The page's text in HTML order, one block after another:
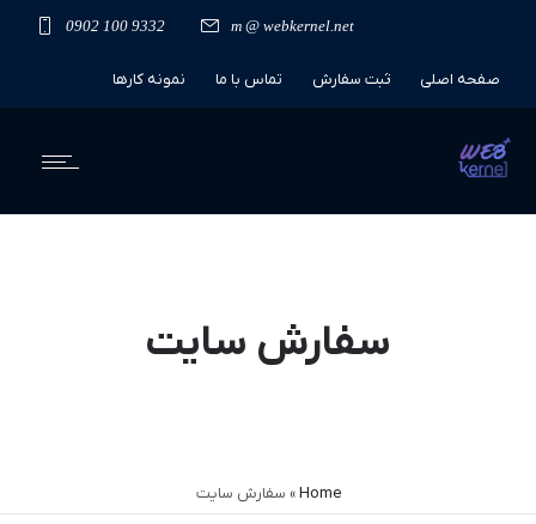
0902 100 9332 m @ webkernel.net
صفحه اصلی ثبت سفارش تماس با ما نمونه کارها
سفارش سایت
Home
» سفارش سایت